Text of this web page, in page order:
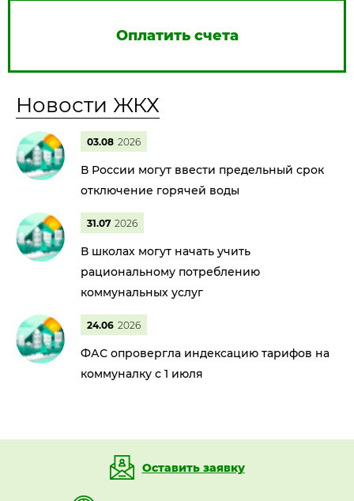
Оплатить счета
Новости ЖКХ
03.08 2026
В России могут ввести предельный срок
отключение горячей воды
31.07 2026
В школах могут начать учить
рациональному потреблению
коммунальных услуг
24.06 2026
ФАС опровергла индексацию тарифов на
коммуналку с 1 июля
Оставить заявку